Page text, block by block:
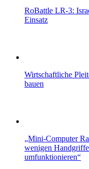
RoBattle LR-3:
Einsatz
Wirtschaftliche
bauen
„Mini-Computer
wenigen
umfunktionieren“